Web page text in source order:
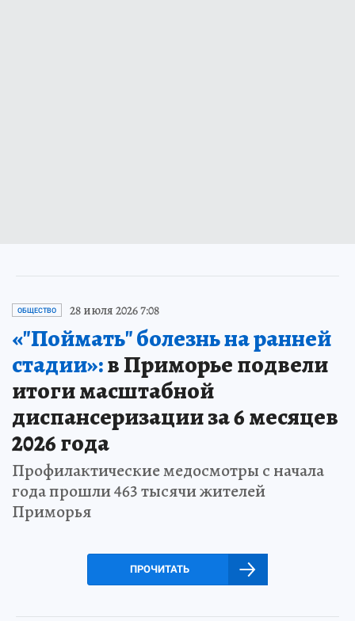
ОБЩЕСТВО 28 июля 2026 7:08
«"Поймать" болезнь на ранней
стадии»:в Приморье подвели
итоги масштабной
диспансеризации за 6 месяцев
2026 года
Профилактические медосмотры с начала
года прошли 463 тысячи жителей
Приморья
ПРОЧИТАТЬ